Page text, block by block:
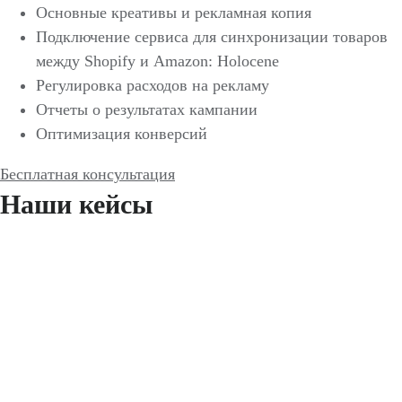
Основные креативы и рекламная копия
Подключение сервиса для синхронизации товаров
между Shopify и Amazon: Holocene
Регулировка расходов на рекламу
Отчеты о результатах кампании
Оптимизация конверсий
Бесплатная консультация
Наши кейсы